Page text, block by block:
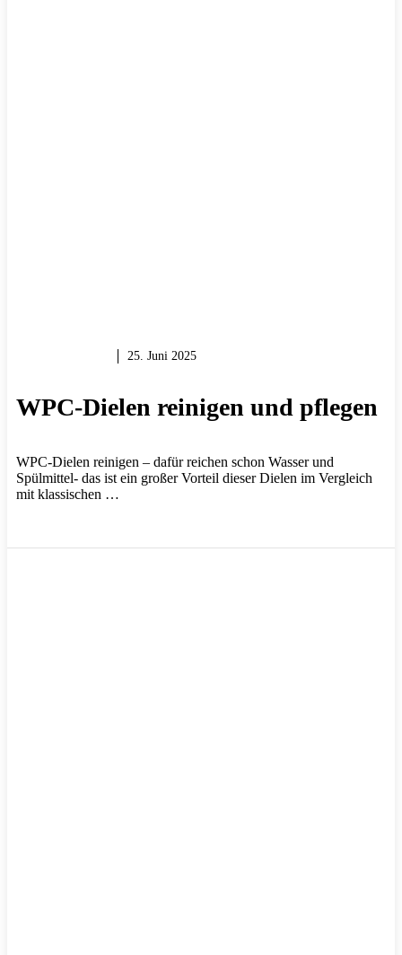
25. Juni 2025
WPC-Dielen reinigen und pflegen
WPC-Dielen reinigen – dafür reichen schon Wasser und
Spülmittel- das ist ein großer Vorteil dieser Dielen im Vergleich
mit klassischen …